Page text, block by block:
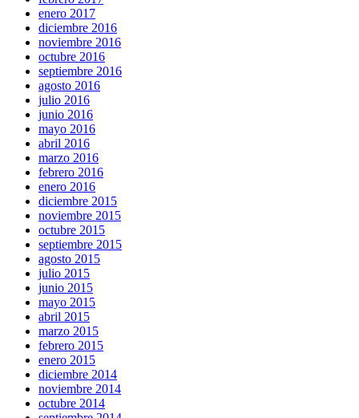
enero 2017
diciembre 2016
noviembre 2016
octubre 2016
septiembre 2016
agosto 2016
julio 2016
junio 2016
mayo 2016
abril 2016
marzo 2016
febrero 2016
enero 2016
diciembre 2015
noviembre 2015
octubre 2015
septiembre 2015
agosto 2015
julio 2015
junio 2015
mayo 2015
abril 2015
marzo 2015
febrero 2015
enero 2015
diciembre 2014
noviembre 2014
octubre 2014